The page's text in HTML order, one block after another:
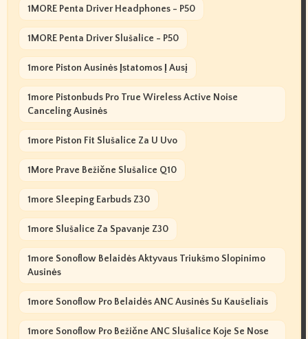
1MORE Penta Driver Headphones - P50
1MORE Penta Driver Slušalice - P50
1more Piston Ausinės Įstatomos Į Ausį
1more Pistonbuds Pro True Wireless Active Noise
Canceling Ausinės
1more Piston Fit Slušalice Za U Uvo
1More Prave Bežične Slušalice Q10
1more Sleeping Earbuds Z30
1more Slušalice Za Spavanje Z30
1more Sonoflow Belaidės Aktyvaus Triukšmo Slopinimo
Ausinės
1more Sonoflow Pro Belaidės ANC Ausinės Su Kaušeliais
1more Sonoflow Pro Bežične ANC Slušalice Koje Se Nose